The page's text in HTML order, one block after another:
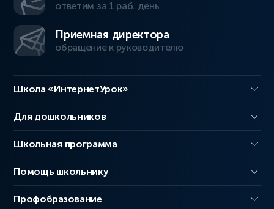
ответим за 1 раб. день
Приемная директора
обращение к руководителю
Школа «ИнтернетУрок»
Для дошкольников
Школьная программа
Помощь школьнику
Профобразование